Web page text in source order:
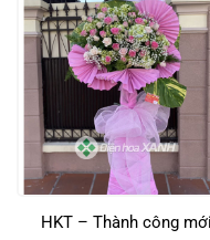
HKT – Thành công mới